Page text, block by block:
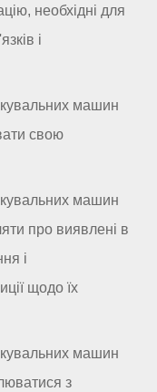
необхідні для
і
машин
свою
машин
про виявлені в
і
щодо їх
машин
з